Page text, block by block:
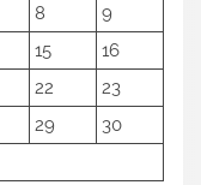
8
9
15
16
22
23
29
30